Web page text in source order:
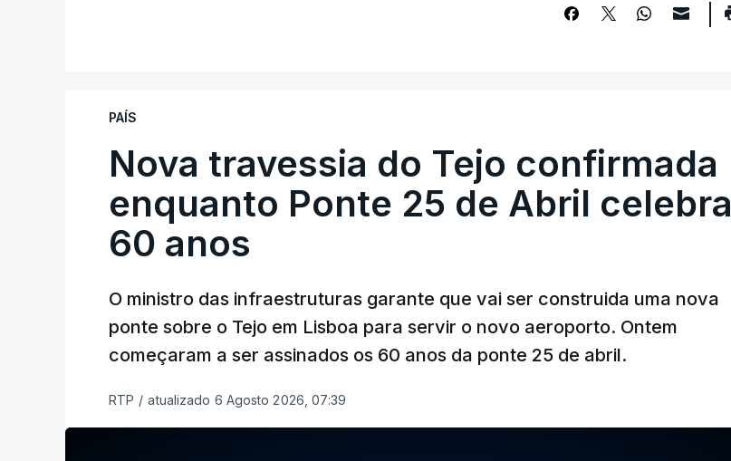
PAÍS
Nova travessia do Tejo confirmada
enquanto Ponte 25 de Abril celebra
60 anos
O ministro das infraestruturas garante que vai ser construida uma nova
ponte sobre o Tejo em Lisboa para servir o novo aeroporto. Ontem
começaram a ser assinados os 60 anos da ponte 25 de abril.
RTP / atualizado 6 Agosto 2026, 07:39